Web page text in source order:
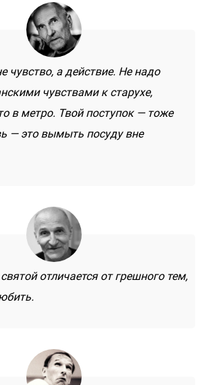
чувство, а действие. Не надо
чувствами к старухе,
в метро. Твой поступок — тоже
— это вымыть посуду вне
отличается от грешного тем,